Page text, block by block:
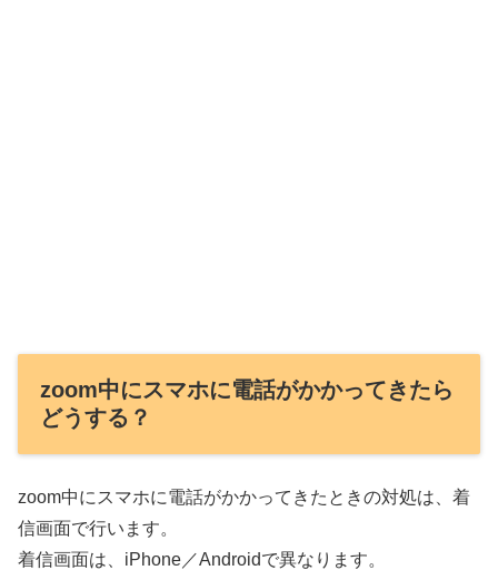
zoom中にスマホに電話がかかってきたら
どうする？
zoom中にスマホに電話がかかってきたときの対処は、着
信画面で行います。
着信画面は、iPhone／Androidで異なります。